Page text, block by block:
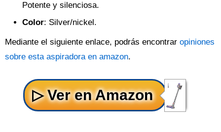
Potente y silenciosa.
Color: Silver/nickel.
Mediante el siguiente enlace, podrás encontrar opiniones
sobre esta aspiradora en amazon.